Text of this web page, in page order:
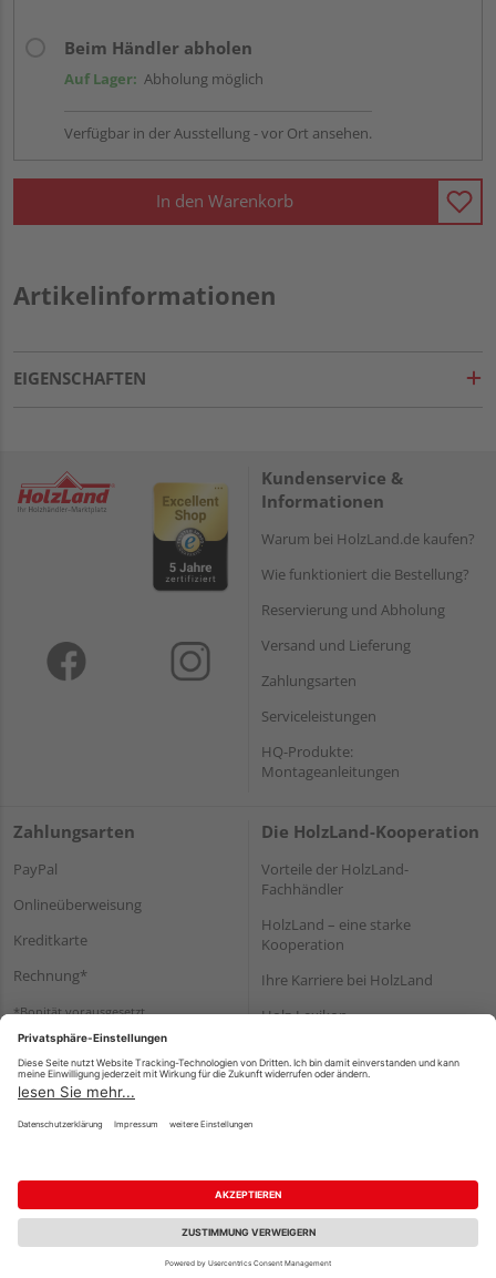
Beim Händler abholen
Auf Lager: Abholung möglich
Verfügbar in der Ausstellung - vor Ort ansehen.
In den Warenkorb
Artikelinformationen
EIGENSCHAFTEN
Kundenservice &
Informationen
Warum bei HolzLand.de kaufen?
Wie funktioniert die Bestellung?
Reservierung und Abholung
Versand und Lieferung
Zahlungsarten
Serviceleistungen
HQ-Produkte:
Montageanleitungen
Zahlungsarten
PayPal
Onlineüberweisung
Kreditkarte
Rechnung*
*Bonität vorausgesetzt
Die HolzLand-Kooperation
Vorteile der HolzLand-
Fachhändler
HolzLand – eine starke
Kooperation
Ihre Karriere bei HolzLand
Holz-Lexikon
Impressum Datenschutz
Nutzungsbedingungen
Barrierefreiheitserklärung
Vertrag widerrufen